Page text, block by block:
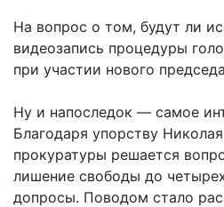
На вопрос о том, будут ли
видеозапись процедуры
при участии нового
Ну и напоследок — самое
Благодаря упорству
прокуратуры решается
лишение свободы до
допросы. Поводом стало